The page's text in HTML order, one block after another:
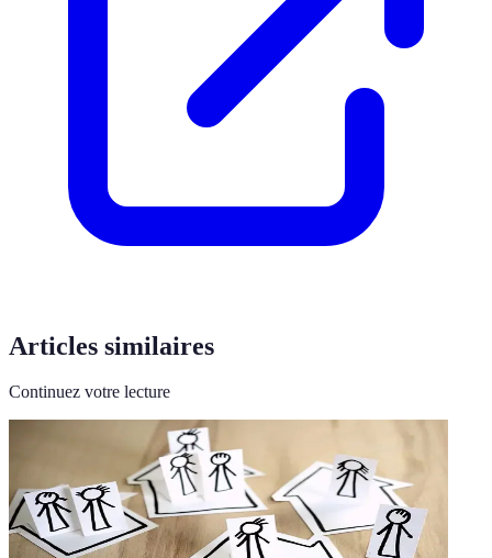
Articles similaires
Continuez votre lecture